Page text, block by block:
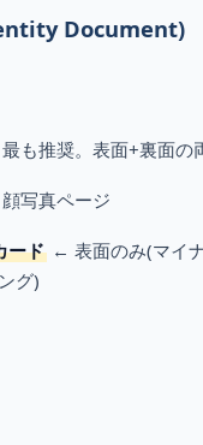
Document)
も推奨。表面+裏面の
写真ページ
ード ← 表面のみ(マイ
グ)